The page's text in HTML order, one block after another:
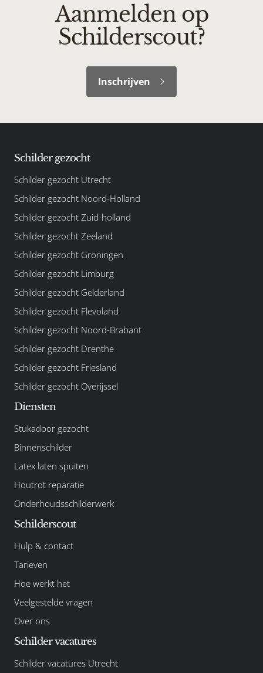
Aanmelden op
Schilderscout?
Inschrijven
Schilder gezocht
Schilder gezocht Utrecht
Schilder gezocht Noord-Holland
Schilder gezocht Zuid-holland
Schilder gezocht Zeeland
Schilder gezocht Groningen
Schilder gezocht Limburg
Schilder gezocht Gelderland
Schilder gezocht Flevoland
Schilder gezocht Noord-Brabant
Schilder gezocht Drenthe
Schilder gezocht Friesland
Schilder gezocht Overijssel
Diensten
Stukadoor gezocht
Binnenschilder
Latex laten spuiten
Houtrot reparatie
Onderhoudsschilderwerk
Schilderscout
Hulp & contact
Tarieven
Hoe werkt het
Veelgestelde vragen
Over ons
Schilder vacatures
Schilder vacatures Utrecht